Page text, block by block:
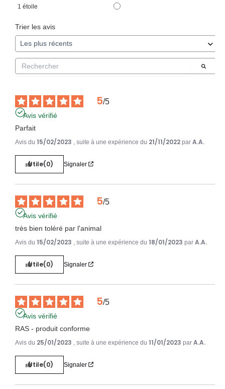
1 étoile
Trier les avis
5/5
Avis vérifié
Parfait
Avis du 15/02/2023 , suite à une expérience du 21/11/2022 par A.A.
Utile(0) Signaler
5/5
Avis vérifié
très bien toléré par l'animal
Avis du 15/02/2023 , suite à une expérience du 18/01/2023 par A.A.
Utile(0) Signaler
5/5
Avis vérifié
RAS - produit conforme
Avis du 25/01/2023 , suite à une expérience du 11/01/2023 par A.A.
Utile(0) Signaler